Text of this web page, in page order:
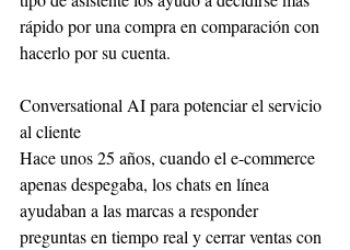
rápido por una compra en comparación con
hacerlo por su cuenta.
Conversational AI para potenciar el servicio
al cliente
Hace unos 25 años, cuando el e-commerce
apenas despegaba, los chats en línea
ayudaban a las marcas a responder
preguntas en tiempo real y cerrar ventas con